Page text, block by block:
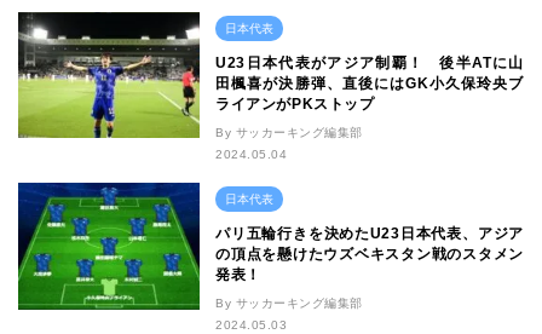
日本代表
U23日本代表がアジア制覇！ 後半ATに山
田楓喜が決勝弾、直後にはGK小久保玲央ブ
ライアンがPKストップ
By サッカーキング編集部
2024.05.04
日本代表
パリ五輪行きを決めたU23日本代表、アジア
の頂点を懸けたウズベキスタン戦のスタメン
発表！
By サッカーキング編集部
2024.05.03